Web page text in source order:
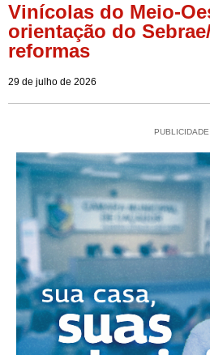
Vinícolas do Meio-
orientação do
reformas
29 de julho de 2026
PUBLICIDADE